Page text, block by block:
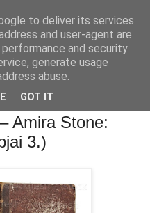
Blog
Amira Stone:
3.)
to deliver its services
and user-agent are
and security
generate usage
abuse.
GOT IT